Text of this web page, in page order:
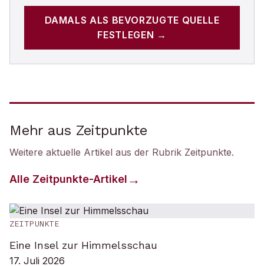
DAMALS ALS BEVORZUGTE QUELLE
FESTLEGEN →
Mehr aus Zeitpunkte
Weitere aktuelle Artikel aus der Rubrik Zeitpunkte.
Alle Zeitpunkte-Artikel
ZEITPUNKTE
Eine Insel zur Himmelsschau
17. Juli 2026